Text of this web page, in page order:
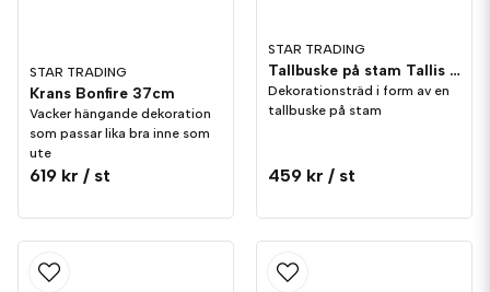
STAR TRADING
Krans Bonfire 37cm
Vacker hängande dekoration
som passar lika bra inne som
ute
619 kr / st
STAR TRADING
Tallbuske på stam Tallis 100cm
Dekorationsträd i form av en
tallbuske på stam
459 kr / st